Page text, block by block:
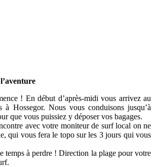
! En début d’après-midi vous arrivez au
à Hossegor. Nous vous conduisons jusqu’à
que vous puissiez y déposer vos bagages.
avec votre moniteur de surf local on ne
qui vous fera le topo sur les 3 jours qui vous
temps à perdre ! Direction la plage pour votre